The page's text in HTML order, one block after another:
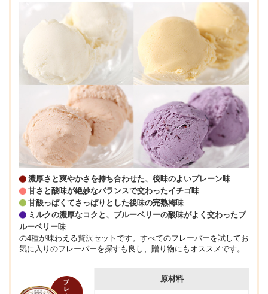
濃厚さと爽やかさを持ち合わせた、後味のよいプレーン味
甘さと酸味が絶妙なバランスで交わったイチゴ味
甘酸っぱくてさっぱりとした後味の完熟梅味
ミルクの濃厚なコクと、ブルーベリーの酸味がよく交わったブ
ルーベリー味
の4種が味わえる贅沢セットです。すべてのフレーバーを試してお
気に入りのフレーバーを探すも良し、贈り物にもオススメです。
原材料